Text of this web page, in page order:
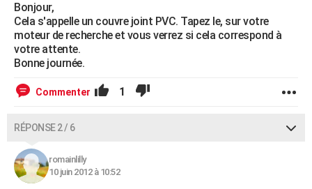
Bonjour,
Cela s'appelle un couvre joint PVC. Tapez le, sur votre
moteur de recherche et vous verrez si cela correspond à
votre attente.
Bonne journée.
Commenter 1
RÉPONSE 2 / 6
romainlilly
10 juin 2012 à 10:52